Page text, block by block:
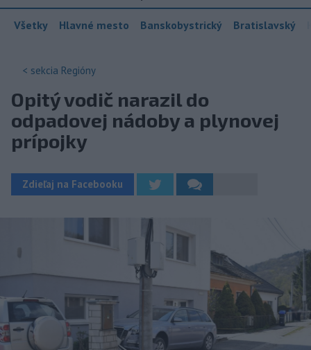
Všetky Hlavné mesto Banskobystrický Bratislavský
< sekcia Regióny
Opitý vodič narazil do
odpadovej nádoby a plynovej
prípojky
Zdieľaj na Facebooku